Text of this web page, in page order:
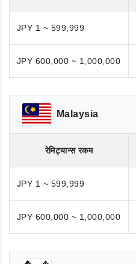
JPY 1 ~ 599,999
JPY 600,000 ~ 1,000,000
Malaysia
रेमिट्यान्स रकम
JPY 1 ~ 599,999
JPY 600,000 ~ 1,000,000